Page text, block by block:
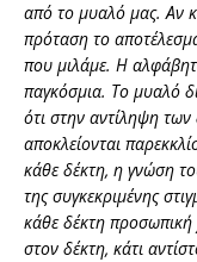
από το μυαλό μας. Αν
πρόταση το
που μιλάμε. Η
παγκόσμια. Το μυαλό
ότι στην αντίληψη των
αποκλείονται
κάθε δέκτη, η γνώση
της συγκεκριμένης
κάθε δέκτη προσωπική
στον δέκτη, κάτι